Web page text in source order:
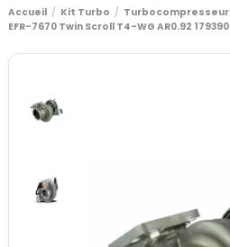
Accueil Kit Turbo Turbocompresseur
EFR-7670 Twin Scroll T4-WG AR0.92 179390